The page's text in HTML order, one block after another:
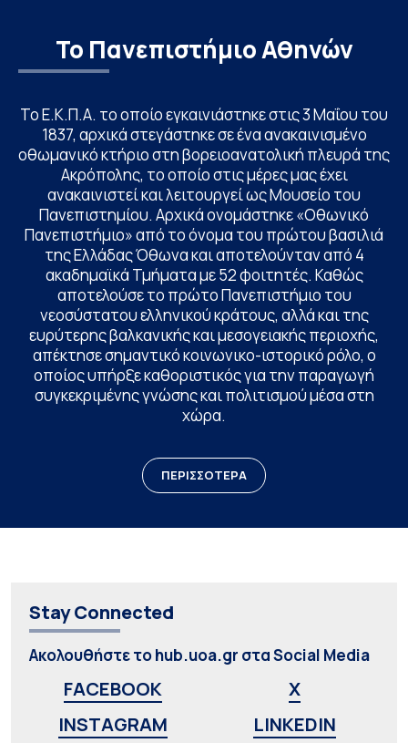
Το Πανεπιστήμιο Αθηνών
Το Ε.Κ.Π.Α. το οποίο εγκαινιάστηκε στις 3 Μαΐου του
1837, αρχικά στεγάστηκε σε ένα ανακαινισμένο
οθωμανικό κτήριο στη βορειοανατολική πλευρά της
Ακρόπολης, το οποίο στις μέρες μας έχει
ανακαινιστεί και λειτουργεί ως Μουσείο του
Πανεπιστημίου. Αρχικά ονομάστηκε «Οθωνικό
Πανεπιστήμιο» από το όνομα του πρώτου βασιλιά
της Ελλάδας Όθωνα και αποτελούνταν από 4
ακαδημαϊκά Τμήματα με 52 φοιτητές. Καθώς
αποτελούσε το πρώτο Πανεπιστήμιο του
νεοσύστατου ελληνικού κράτους, αλλά και της
ευρύτερης βαλκανικής και μεσογειακής περιοχής,
απέκτησε σημαντικό κοινωνικο-ιστορικό ρόλο, ο
οποίος υπήρξε καθοριστικός για την παραγωγή
συγκεκριμένης γνώσης και πολιτισμού μέσα στη
χώρα.
ΠΕΡΙΣΣΟΤΕΡΑ
Stay Connected
Ακολουθήστε το hub.uoa.gr στα Social Media
FACEBOOK
X
INSTAGRAM
LINKEDIN